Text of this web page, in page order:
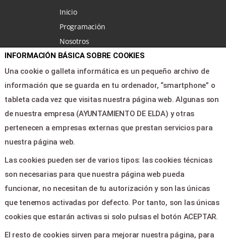
Inicio
Programación
Nosotros
Noticias
Área clientes
Contacto
LEGAL & PAGOS
Ayuda
Aviso legal
Política de privacidad
Contactar
CONTACTO
INFORMACIÓN BÁSICA SOBRE COOKIES
Una cookie o galleta informática es un pequeño archivo de
información que se guarda en tu ordenador, “smartphone” o
tableta cada vez que visitas nuestra página web. Algunas son
de nuestra empresa (AYUNTAMIENTO DE ELDA) y otras
pertenecen a empresas externas que prestan servicios para
nuestra página web.
Las cookies pueden ser de varios tipos: las cookies técnicas
son necesarias para que nuestra página web pueda
funcionar, no necesitan de tu autorización y son las únicas
que tenemos activadas por defecto. Por tanto, son las únicas
cookies que estarán activas si solo pulsas el botón ACEPTAR.
El resto de cookies sirven para mejorar nuestra página, para